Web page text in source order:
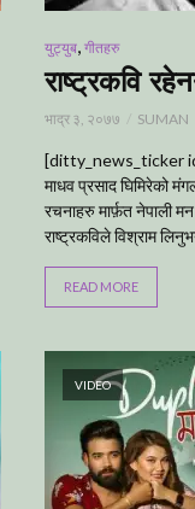
युट्युब गीतहरु
राष्ट्रकवि
भाद्र ३, २०७७ SUMAN
[ditty_news_ticker
माधव प्रसाद घिमिरेको
रचनाहरु मार्फ़त नेपाली
राष्ट्रकविले विश्राम
READ MORE
VIDEO